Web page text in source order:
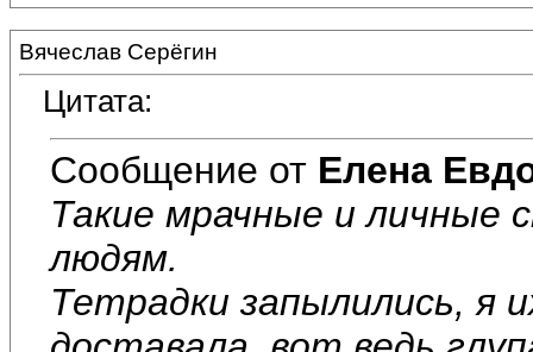
Вячеслав Серёгин
Цитата:
Сообщение от Елена
Такие мрачные и личные
людям.
Тетрадки запылились, я